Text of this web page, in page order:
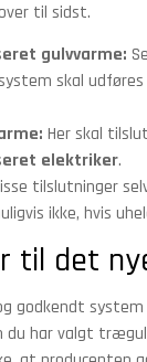
til sidst.
gulvvarme:
skal
Her skal
elektriker.
tilslutninger
ikke, hvis
til det
godkendt
du har valgt